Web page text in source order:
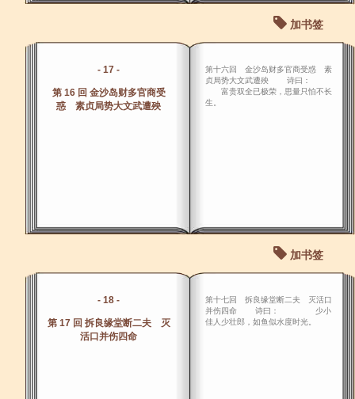
加书签
- 17 -
第 16 回 金沙岛财多官商受
惑 素贞局势大文武遭殃
第十六回 金沙岛财多官商受惑 素
贞局势大文武遭殃 诗曰：
富贵双全已极荣，思量只怕不长
生。
加书签
- 18 -
第 17 回 拆良缘堂断二夫 灭
活口并伤四命
第十七回 拆良缘堂断二夫 灭活口
并伤四命 诗曰： 少小
佳人少壮郎，如鱼似水度时光。